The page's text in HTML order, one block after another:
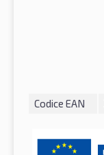
Codice EAN